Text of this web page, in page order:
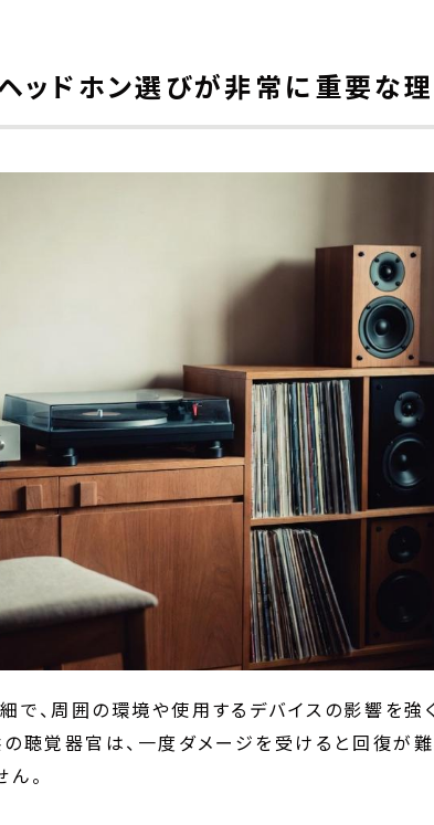
ッドホン選びが非常に重要な
、周囲の環境や使用するデバイスの影響を強
聴覚器官は、一度ダメージを受けると回復が難
。